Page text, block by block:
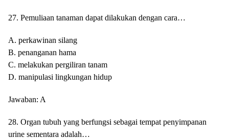
27. Pemuliaan tanaman dapat dilakukan dengan cara…
A. perkawinan silang
B. penanganan hama
C. melakukan pergiliran tanam
D. manipulasi lingkungan hidup
Jawaban: A
28. Organ tubuh yang berfungsi sebagai tempat penyimpanan
urine sementara adalah…